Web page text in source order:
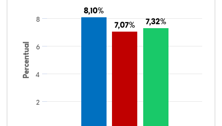
Percentual
8,10%
8,10%
7,07%
7,07% 7,32%
7,32%
2
4
6
8